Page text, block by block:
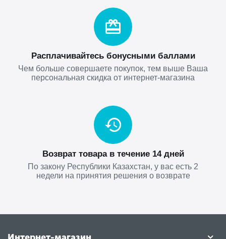
Расплачивайтесь бонусными баллами
Чем больше совершаете покупок, тем выше Ваша
персональная скидка от интернет-магазина
Возврат товара в течение 14 дней
По закону Республики Казахстан, у вас есть 2
недели на принятия решения о возврате